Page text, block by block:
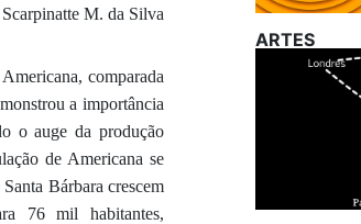
M. da Silva
comparada
a importância
o auge da produção
de Americana se
Bárbara crescem
76 mil habitantes,
ARTES